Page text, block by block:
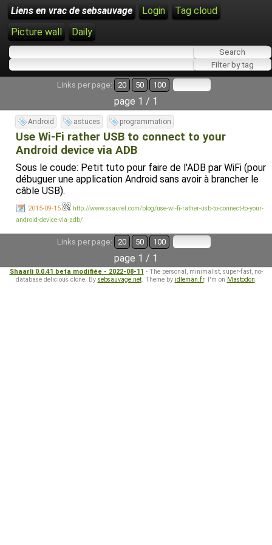
Liens en vrac de sebsauvage Login
Tag cloud
Picture wall
Daily
Links per page: 20 50 100
page 1 / 1
Android astuces programmation
Use Wi-Fi rather USB to connect to your
Android device via ADB
Sous le coude: Petit tuto pour faire de l'ADB par WiFi (pour
débuguer une application Android sans avoir à brancher le
câble USB).
2015-09-15
http://www.ssaurel.com/blog/use-wi-fi-rather-usb-to-connect-to-your-
android-device-via-adb/
Links per page: 20 50 100
page 1 / 1
Shaarli 0.0.41 beta modifiée - 2022-08-11 - The personal, minimalist, super-fast, no-
database delicious clone. By sebsauvage.net. Theme by idleman.fr. I'm on Mastodon.